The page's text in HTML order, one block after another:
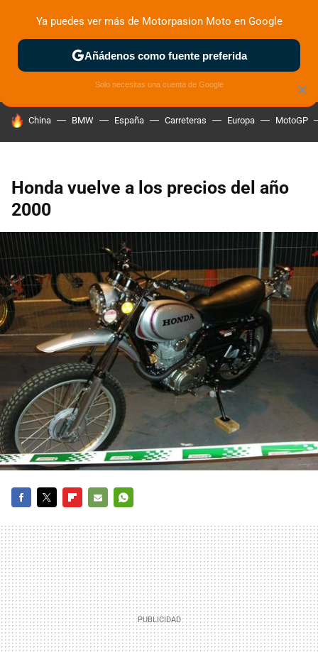
ZONA DE PRUEBAS DEPORTIVAS MOTOS ELÉCTRICAS
HOY SE HABLA DE
China BMW España Carreteras Europa MotoGP
Honda vuelve a los precios del año
2000
MAIL
×
Ya puedes ver más de Motorpasion Moto en Google
Añádenos como fuente preferida
Solo necesitas una cuenta de Google